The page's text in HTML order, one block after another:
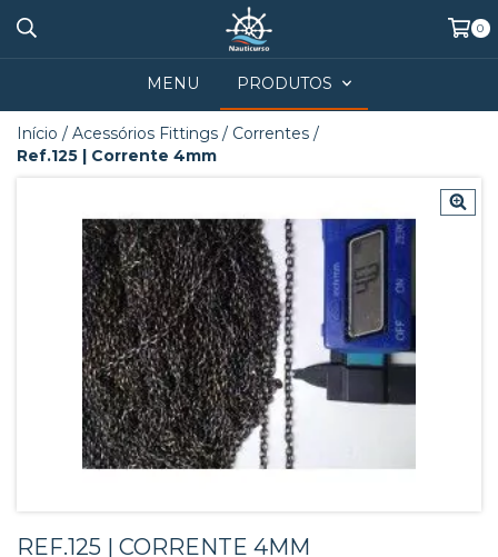
0
MENU PRODUTOS
Início / Acessórios Fittings / Correntes /
Ref.125 | Corrente 4mm
REF.125 | CORRENTE 4MM